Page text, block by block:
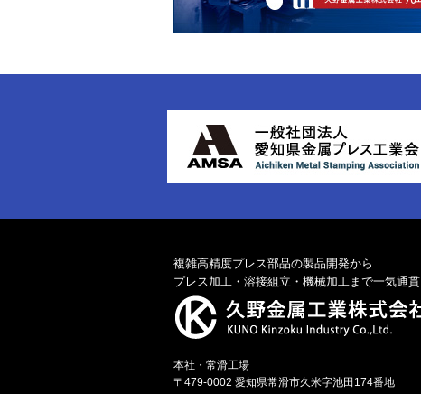
複雑高精度プレス部品の製品開発から
プレス加工・溶接組立・機械加工まで一気通貫
本社・常滑工場
〒479-0002 愛知県常滑市久米字池田174番地